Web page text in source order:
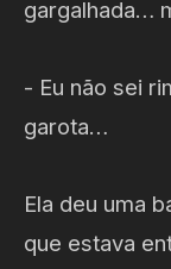
gargalhada…
- Eu não sei
garota…
Ela deu uma
que estava